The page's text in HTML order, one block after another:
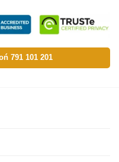
791 101 201